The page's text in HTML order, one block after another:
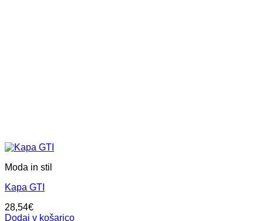
Moda in stil
Kapa GTI
28,54€
Dodaj v košarico